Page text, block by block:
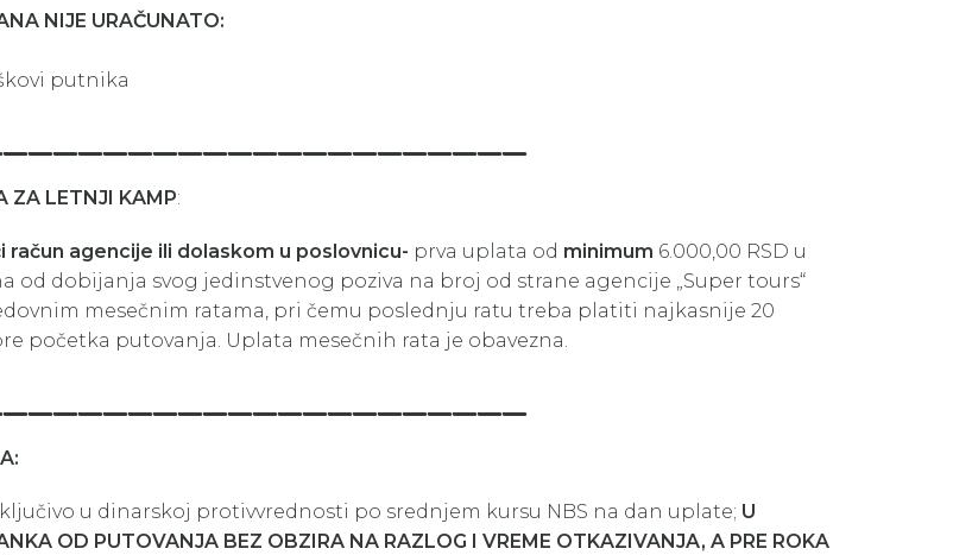
NIJE URAČUNATO:
putnika
ZA LETNJI KAMP:
račun agencije ili dolaskom u poslovnicu- prva uplata od minimum 6.000,00 RSD u
od dobijanja svog jedinstvenog poziva na broj od strane agencije „Super tours“
mesečnim ratama, pri čemu poslednju ratu treba platiti najkasnije 20
početka putovanja. Uplata mesečnih rata je obavezna.
u dinarskoj protivvrednosti po srednjem kursu NBS na dan uplate; U
OD PUTOVANJA BEZ OBZIRA NA RAZLOG I VREME OTKAZIVANJA, A PRE ROKA